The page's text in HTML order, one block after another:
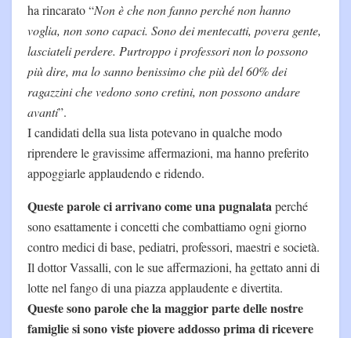
ha rincarato “Non è che non fanno perché non hanno
voglia, non sono capaci. Sono dei mentecatti, povera gente,
lasciateli perdere. Purtroppo i professori non lo possono
più dire, ma lo sanno benissimo che più del 60% dei
ragazzini che vedono sono cretini, non possono andare
avanti”.
I candidati della sua lista potevano in qualche modo
riprendere le gravissime affermazioni, ma hanno preferito
appoggiarle applaudendo e ridendo.
Queste parole ci arrivano come una pugnalataperché
sono esattamente i concetti che combattiamo ogni giorno
contro medici di base, pediatri, professori, maestri e società.
Il dottor Vassalli, con le sue affermazioni, ha gettato anni di
lotte nel fango di una piazza applaudente e divertita.
Queste sono parole che la maggior parte delle nostre
famiglie si sono viste piovere addosso prima di ricevere